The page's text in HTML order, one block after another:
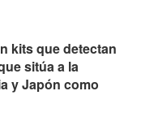
kits que detectan
sitúa a la
y Japón como